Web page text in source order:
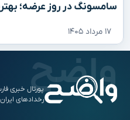
سامسونگ در روز عرضه؛
۱۷ مرداد ۱۴۰۵
پورتال خبری
رخدادهای